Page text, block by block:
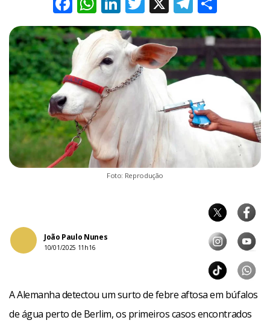
Foto: Reprodução
João Paulo Nunes
10/01/2025 11h16
A Alemanha detectou um surto de febre aftosa em búfalos
de água perto de Berlim, os primeiros casos encontrados